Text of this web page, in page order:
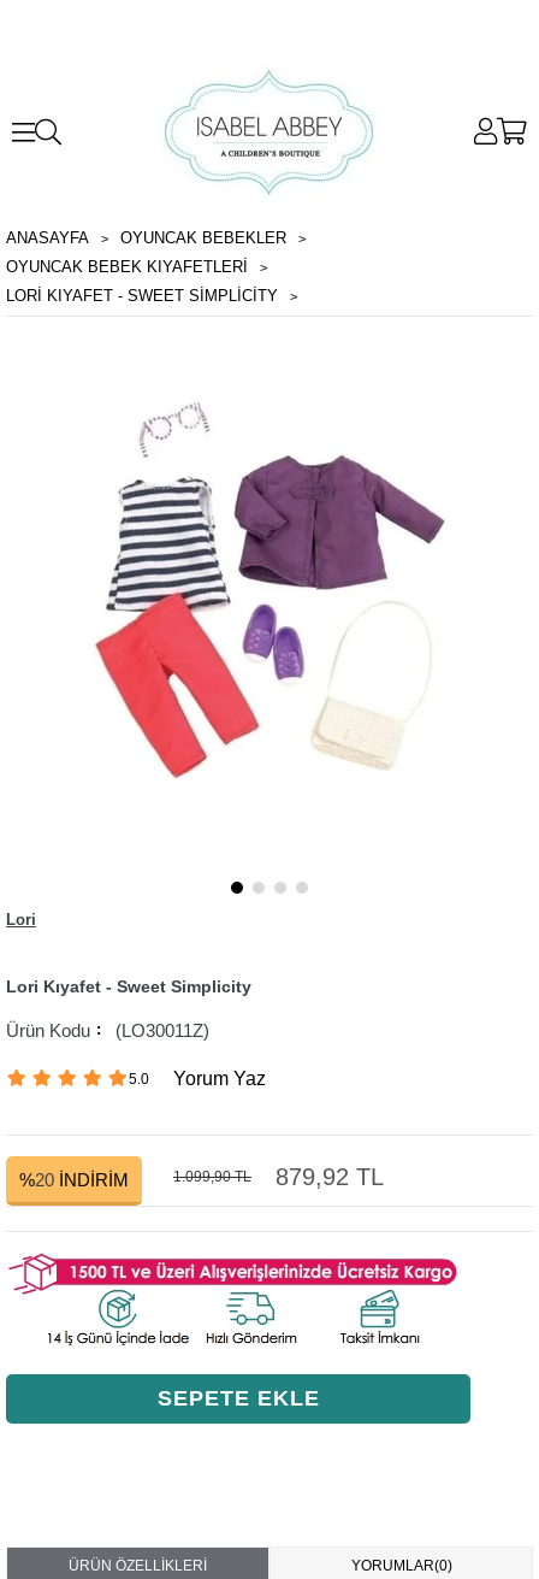
ANASAYFA
OYUNCAK BEBEKLER
OYUNCAK BEBEK KIYAFETLERI
LORI KIYAFET - SWEET SIMPLICITY
Lori
Lori Kıyafet - Sweet Simplicity
(LO30011Z)
5.0 Yorum Yaz
%20 İNDIRIM 1.099,90 TL 879,92 TL
ÜRÜN ÖZELLIKLERI YORUMLAR(0)